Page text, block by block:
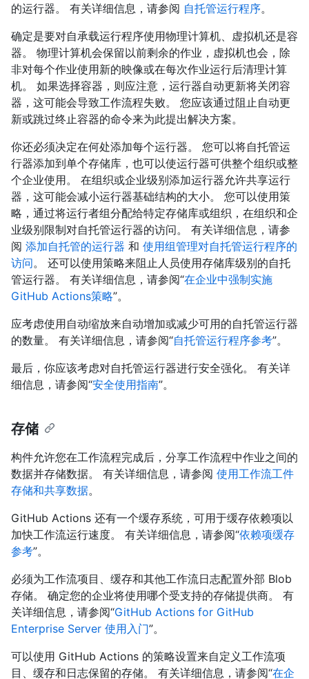
的运行器。 有关详细信息，请参阅 自托管运行程序。
确定是要对自承载运行程序使用物理计算机、虚拟机还是容
器。 物理计算机会保留以前剩余的作业，虚拟机也会，除
非对每个作业使用新的映像或在每次作业运行后清理计算
机。 如果选择容器，则应注意，运行器自动更新将关闭容
器，这可能会导致工作流程失败。 您应该通过阻止自动更
新或跳过终止容器的命令来为此提出解决方案。
你还必须决定在何处添加每个运行器。 您可以将自托管运
行器添加到单个存储库，也可以使运行器可供整个组织或整
个企业使用。 在组织或企业级别添加运行器允许共享运行
器，这可能会减小运行器基础结构的大小。 您可以使用策
略，通过将运行者组分配给特定存储库或组织，在组织和企
业级别限制对自托管运行器的访问。 有关详细信息，请参
阅 添加自托管的运行器 和 使用组管理对自托管运行程序的
访问。 还可以使用策略来阻止人员使用存储库级别的自托
管运行器。 有关详细信息，请参阅“在企业中强制实施
GitHub Actions策略”。
应考虑使用自动缩放来自动增加或减少可用的自托管运行器
的数量。 有关详细信息，请参阅“自托管运行程序参考”。
最后，你应该考虑对自托管运行器进行安全强化。 有关详
细信息，请参阅“安全使用指南”。
存储
构件允许您在工作流程完成后，分享工作流程中作业之间的
数据并存储数据。 有关详细信息，请参阅 使用工作流工件
存储和共享数据。
GitHub Actions 还有一个缓存系统，可用于缓存依赖项以
加快工作流运行速度。 有关详细信息，请参阅“依赖项缓存
参考”。
必须为工作流项目、缓存和其他工作流日志配置外部 Blob
存储。 确定您的企业将使用哪个受支持的存储提供商。 有
关详细信息，请参阅“GitHub Actions for GitHub
Enterprise Server 使用入门”。
可以使用 GitHub Actions 的策略设置来自定义工作流项
目、缓存和日志保留的存储。 有关详细信息，请参阅“在企